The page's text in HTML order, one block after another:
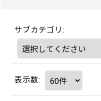
サブカテゴリ :
表示数: